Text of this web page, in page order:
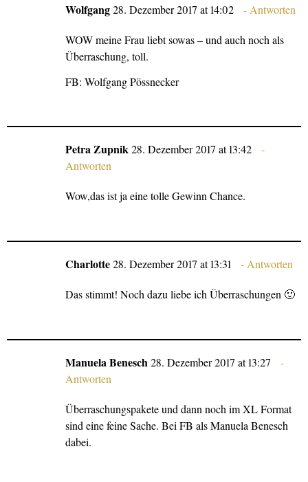
Wolfgang28. Dezember 2017 at 14:02 Antworten
WOW meine Frau liebt sowas – und auch noch als
Überraschung, toll.
FB: Wolfgang Pössnecker
Petra Zupnik28. Dezember 2017 at 13:42
Antworten
Wow,das ist ja eine tolle Gewinn Chance.
Charlotte28. Dezember 2017 at 13:31 Antworten
Das stimmt! Noch dazu liebe ich Überraschungen 🙂
Manuela Benesch28. Dezember 2017 at 13:27
Antworten
Überraschungspakete und dann noch im XL Format
sind eine feine Sache. Bei FB als Manuela Benesch
dabei.